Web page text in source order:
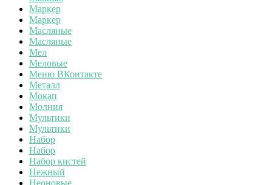
Маркер
Маркер
Масляные
Масляные
Мел
Меловые
Меню ВКонтакте
Металл
Мокап
Молния
Мультики
Мультики
Набор
Набор
Набор кистей
Нежный
Неоновые